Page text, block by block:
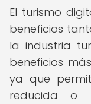
El turismo
beneficios
la industria
beneficios
ya que
reducida o